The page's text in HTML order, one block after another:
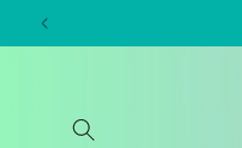
съдържанието